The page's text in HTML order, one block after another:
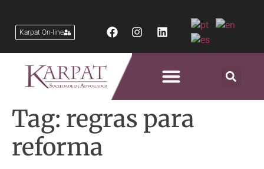
Karpat On-line
Tag: regras para
reforma